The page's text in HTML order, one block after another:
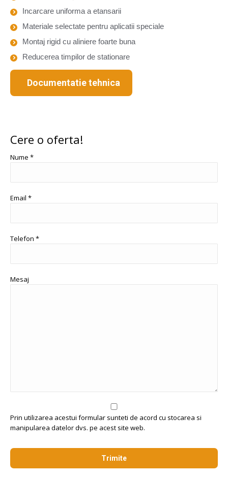
Incarcare uniforma a etansarii
Materiale selectate pentru aplicatii speciale
Montaj rigid cu aliniere foarte buna
Reducerea timpilor de stationare
Documentatie tehnica
Cere o oferta!
Nume *
Email *
Telefon *
Mesaj
Prin utilizarea acestui formular sunteti de acord cu stocarea si
manipularea datelor dvs. pe acest site web.